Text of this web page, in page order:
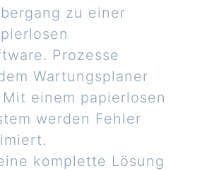
zu einer
Prozesse
Wartungsplaner
einem papierlosen
werden Fehler
komplette Lösung